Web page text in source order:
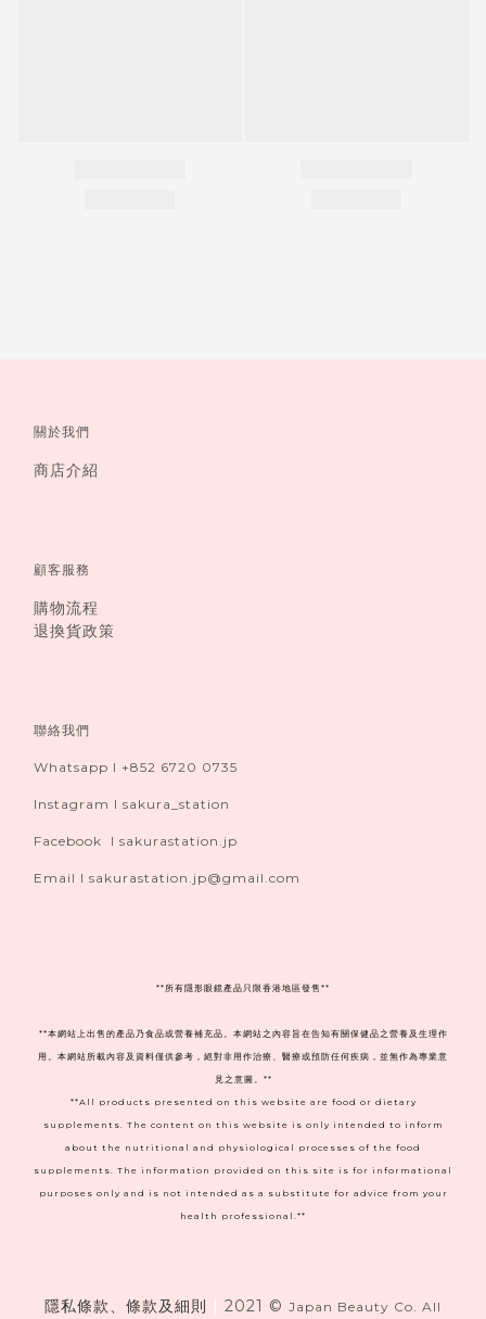
關於我們
商店介紹
顧客服務
購物流程
退換貨政策
聯絡我們
Whatsapp I +852 6720 0735
Instagram I sakura_station
Facebook I sakurastation.jp
Email I sakurastation.jp@gmail.com
** 所有隱形眼鏡產品只限香港地區發售**
**本網站上出售的產品乃食品或營養補充品。本網站之內容旨在告知有關保健品之營養及生理作
用。本網站所載內容及資料僅供參考，絕對非用作治療、醫療或預防任何疾病，並無作為專業意
見之意圖。**
**All products presented on this website are food or dietary
supplements. The content on this website is only intended to inform
about the nutritional and physiological processes of the food
supplements. The information provided on this site is for informational
purposes only and is not intended as a substitute for advice from your
health professional.**
隱私條款、條款及細則 2021 © Japan Beauty Co. All